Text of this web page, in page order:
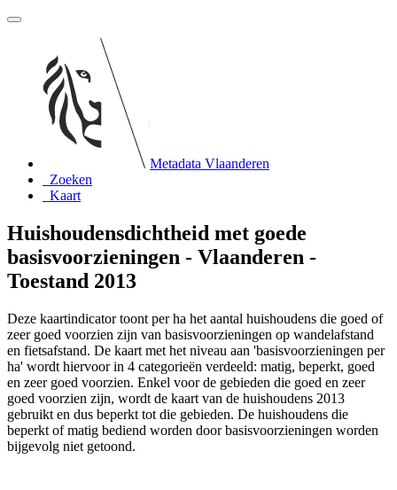
Metadata Vlaanderen
Zoeken
Kaart
Huishoudensdichtheid met goede
basisvoorzieningen - Vlaanderen -
Toestand 2013
Deze kaartindicator toont per ha het aantal huishoudens die goed of
zeer goed voorzien zijn van basisvoorzieningen op wandelafstand
en fietsafstand. De kaart met het niveau aan 'basisvoorzieningen per
ha' wordt hiervoor in 4 categorieën verdeeld: matig, beperkt, goed
en zeer goed voorzien. Enkel voor de gebieden die goed en zeer
goed voorzien zijn, wordt de kaart van de huishoudens 2013
gebruikt en dus beperkt tot die gebieden. De huishoudens die
beperkt of matig bediend worden door basisvoorzieningen worden
bijgevolg niet getoond.